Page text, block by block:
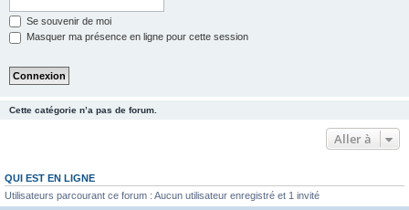
Se souvenir de moi
Masquer ma présence en ligne pour cette session
Cette catégorie n’a pas de forum.
Aller à
QUI EST EN LIGNE
Utilisateurs parcourant ce forum : Aucun utilisateur enregistré et 1 invité